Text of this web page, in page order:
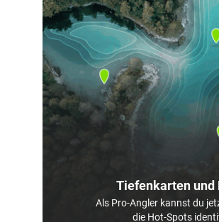
Tiefenkarten und
Als Pro-Angler kannst du
die Hot-Spots